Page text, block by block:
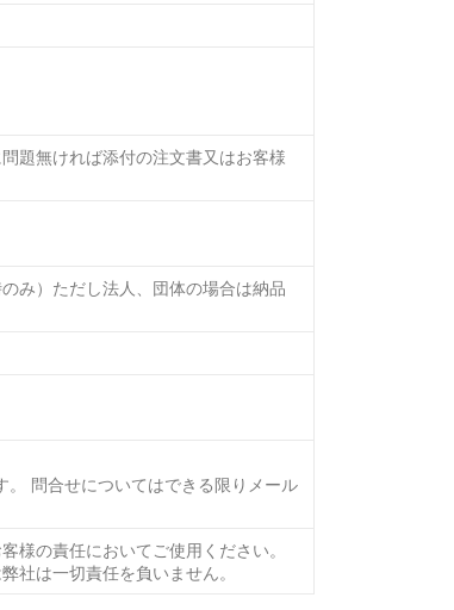
題無ければ添付の注文書又はお客様
み）ただし法人、団体の場合は納品
問合せについてはできる限りメール
様の責任においてご使用ください。
社は一切責任を負いません。